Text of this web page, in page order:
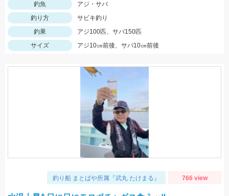
釣魚
アジ・サバ
釣り方
サビキ釣り
釣果
アジ100匹、サバ150匹
サイズ
アジ10㎝前後、サバ10㎝前後
釣り船 まとばや所属『武丸 たけまる』 766 view